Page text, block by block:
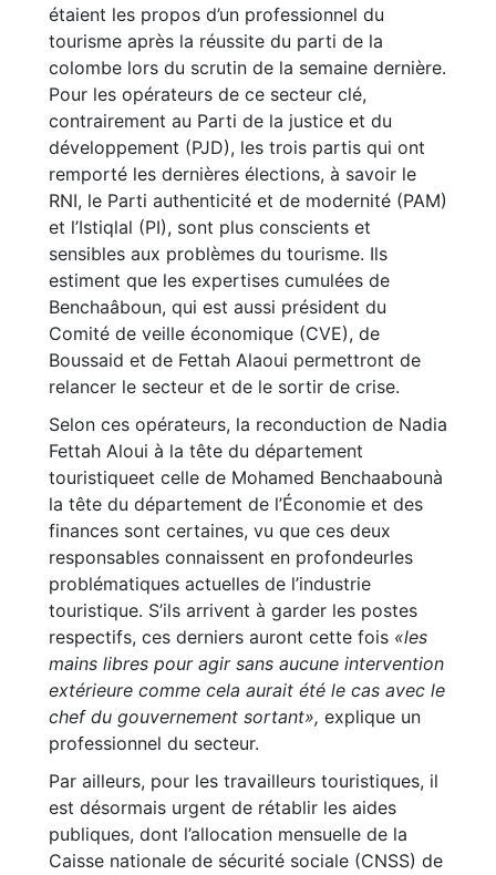
étaient les propos d’un professionnel du
tourisme après la réussite du parti de la
colombe lors du scrutin de la semaine dernière.
Pour les opérateurs de ce secteur clé,
contrairement au Parti de la justice et du
développement (PJD), les trois partis qui ont
remporté les dernières élections, à savoir le
RNI, le Parti authenticité et de modernité (PAM)
et l’Istiqlal (PI), sont plus conscients et
sensibles aux problèmes du tourisme. Ils
estiment que les expertises cumulées de
Benchaâboun, qui est aussi président du
Comité de veille économique (CVE), de
Boussaid et de Fettah Alaoui permettront de
relancer le secteur et de le sortir de crise.
Selon ces opérateurs, la reconduction de Nadia
Fettah Aloui à la tête du département
touristiqueet celle de Mohamed Benchaabounà
la tête du département de l’Économie et des
finances sont certaines, vu que ces deux
responsables connaissent en profondeurles
problématiques actuelles de l’industrie
touristique. S’ils arrivent à garder les postes
respectifs, ces derniers auront cette fois «les
mains libres pour agir sans aucune intervention
extérieure comme cela aurait été le cas avec le
chef du gouvernement sortant», explique un
professionnel du secteur.
Par ailleurs, pour les travailleurs touristiques, il
est désormais urgent de rétablir les aides
publiques, dont l’allocation mensuelle de la
Caisse nationale de sécurité sociale (CNSS) de